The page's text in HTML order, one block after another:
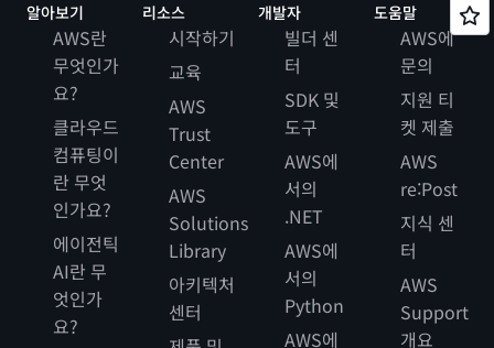
알아보기
AWS란
무엇인가
요?
클라우드
컴퓨팅이
란 무엇
인가요?
에이전틱
AI란 무
엇인가
요?
리소스
시작하기
교육
AWS
Trust
Center
AWS
Solutions
Library
아키텍처
센터
개발자
빌더 센
터
SDK 및
도구
AWS에
서의
.NET
AWS에
서의
Python
AWS에
도움말
AWS에
문의
지원 티
켓 제출
AWS
re:Post
지식 센
터
AWS
Support
개요